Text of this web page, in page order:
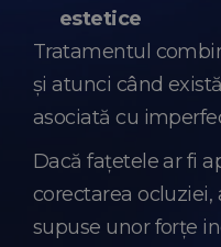
estetice
Tratamentul
și atunci când
asociată cu
Dacă fațetele ar fi
corectarea ocluziei,
supuse unor forțe